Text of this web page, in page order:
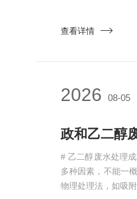
查看详情
2026 08-05
政和乙二醇
# 乙二醇废水处理
多种因素，不能一
物理处理法，如吸